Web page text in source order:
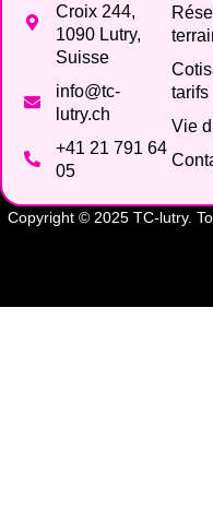
Croix 244,
1090 Lutry,
Suisse
info@tc-
lutry.ch
+41 21 791 64
05
tarifs
Vie
Copyright © 2025 TC-lutry.